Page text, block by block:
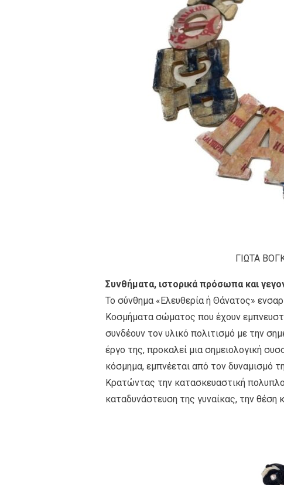
ΓΙΩΤΑ
Συνθήματα, ιστορικά πρόσωπα και
Το σύνθημα «Ελευθερία ή Θάνατος»
Κοσμήματα σώματος που έχουν
συνδέουν τον υλικό πολιτισμό με την
έργο της, προκαλεί μια σημειολογική
κόσμημα, εμπνέεται από τον δυναμισμό
Κρατώντας την κατασκευαστική
καταδυνάστευση της γυναίκας, την